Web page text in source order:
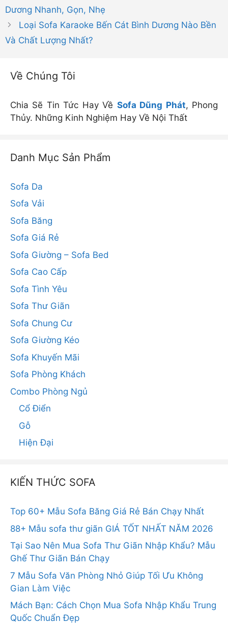
Dương Nhanh, Gọn, Nhẹ
Loại Sofa Karaoke Bến Cát Bình Dương Nào Bền
Và Chất Lượng Nhất?
Về Chúng Tôi
Chia Sẽ Tin Tức Hay Về Sofa Dũng Phát, Phong
Thủy. Những Kinh Nghiệm Hay Về Nội Thất
Danh Mục Sản Phẩm
Sofa Da
Sofa Vải
Sofa Băng
Sofa Giá Rẻ
Sofa Giường – Sofa Bed
Sofa Cao Cấp
Sofa Tình Yêu
Sofa Thư Giãn
Sofa Chung Cư
Sofa Giường Kéo
Sofa Khuyến Mãi
Sofa Phòng Khách
Combo Phòng Ngủ
Cổ Điển
Gỗ
Hiện Đại
KIẾN THỨC SOFA
Top 60+ Mẫu Sofa Băng Giá Rẻ Bán Chạy Nhất
88+ Mẫu sofa thư giãn GIÁ TỐT NHẤT NĂM 2026
Tại Sao Nên Mua Sofa Thư Giãn Nhập Khẩu? Mẫu
Ghế Thư Giãn Bán Chạy
7 Mẫu Sofa Văn Phòng Nhỏ Giúp Tối Ưu Không
Gian Làm Việc
Mách Bạn: Cách Chọn Mua Sofa Nhập Khẩu Trung
Quốc Chuẩn Đẹp